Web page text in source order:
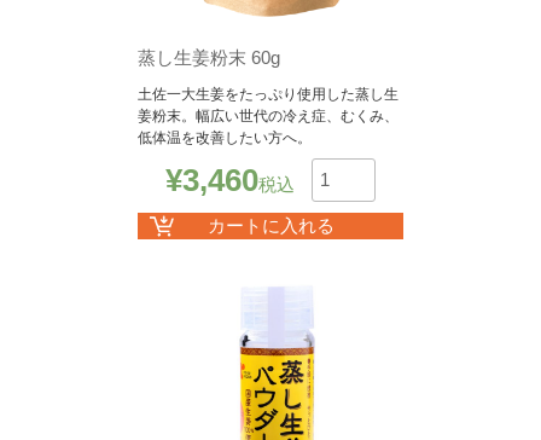
蒸し生姜粉末 60g
土佐一大生姜をたっぷり使用した蒸し生
姜粉末。幅広い世代の冷え症、むくみ、
低体温を改善したい方へ。
¥3,460税込
数
カートに入れる